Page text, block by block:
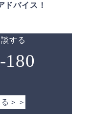
ドバイス！
する
180
＞＞